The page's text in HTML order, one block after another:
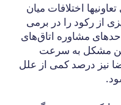
اختلافات میان
از رکود را در برمی
مشاوره اتاق‌های
این مشکل به سرعت
نیز درصد کمی از علل